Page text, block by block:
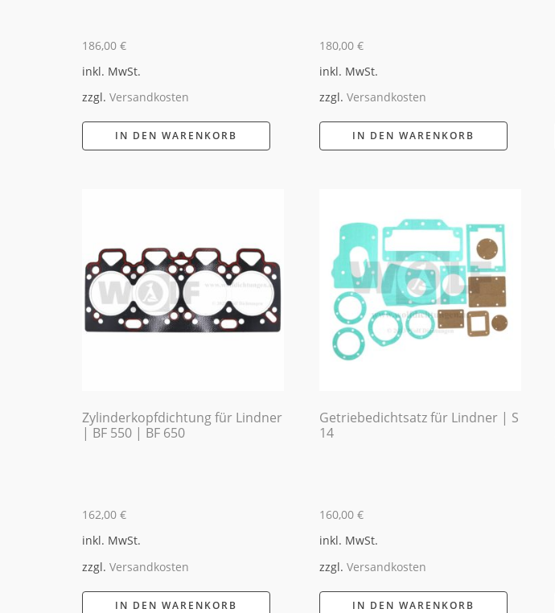
186,00 €
inkl. MwSt.
zzgl. Versandkosten
IN DEN WARENKORB
180,00 €
inkl. MwSt.
zzgl. Versandkosten
IN DEN WARENKORB
Zylinderkopfdichtung für Lindner
| BF 550 | BF 650
162,00 €
inkl. MwSt.
zzgl. Versandkosten
IN DEN WARENKORB
Getriebedichtsatz für Lindner | S
14
160,00 €
inkl. MwSt.
zzgl. Versandkosten
IN DEN WARENKORB